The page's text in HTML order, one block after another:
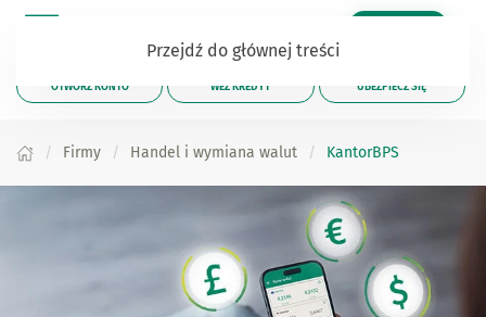
Przejdź do głównej treści
OTWÓRZ KONTO WEŹ KREDYT UBEZPIECZ SIĘ
Firmy Handel i wymiana walut KantorBPS